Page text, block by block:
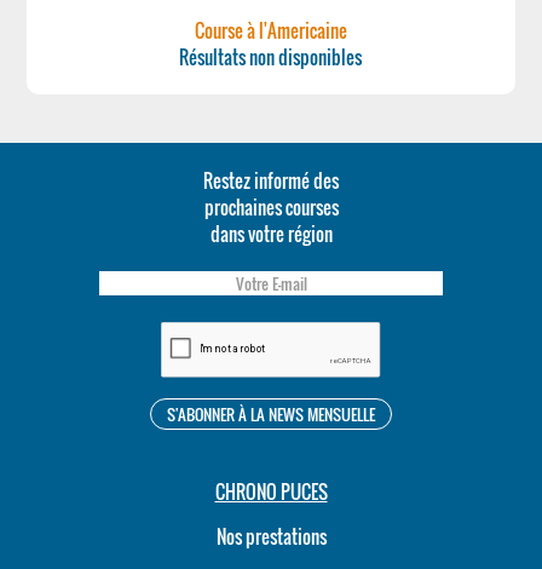
Course à l'Americaine
Résultats non disponibles
Restez informé des
prochaines courses
dans votre région
CHRONO PUCES
Nos prestations